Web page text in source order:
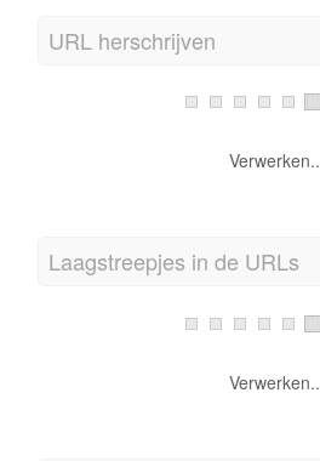
URL herschrijven
Laagstreepjes in de URLs